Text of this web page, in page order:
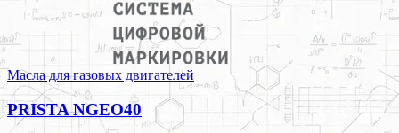
Масла для газовых двигателей
PRISTA NGEO40